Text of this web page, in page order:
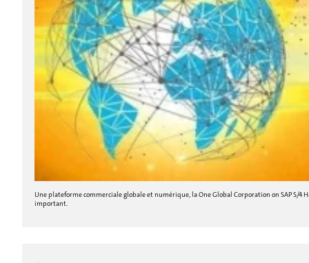
Une plateforme commerciale globale et numérique, la One Global Corporation on SAP S/
important.